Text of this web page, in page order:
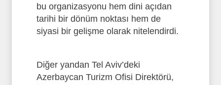
bu organizasyonu hem dini açıdan
tarihi bir dönüm noktası hem de
siyasi bir gelişme olarak nitelendirdi.
Diğer yandan Tel Aviv’deki
Azerbaycan Turizm Ofisi Direktörü,